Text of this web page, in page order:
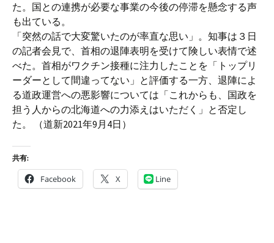
た。国との連携が必要な事業の今後の停滞を懸念する声
も出ている。
「突然の話で大変驚いたのが率直な思い」。知事は３日
の記者会見で、首相の退陣表明を受けて険しい表情で述
べた。首相がワクチン接種に注力したことを「トップリ
ーダーとして間違ってない」と評価する一方、退陣によ
る道政運営への悪影響については「これからも、国政を
担う人からの北海道への力添えはいただく」と否定し
た。 （道新2021年9月4日）
共有:
Facebook X Line